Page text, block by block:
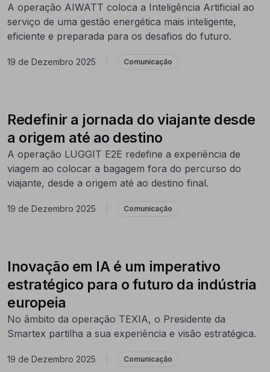
A operação AIWATT coloca a Inteligência Artificial ao
serviço de uma gestão energética mais inteligente,
eficiente e preparada para os desafios do futuro.
19 de Dezembro 2025 Comunicação
Redefinir a jornada do viajante desde
a origem até ao destino
A operação LUGGIT E2E redefine a experiência de
viagem ao colocar a bagagem fora do percurso do
viajante, desde a origem até ao destino final.
19 de Dezembro 2025 Comunicação
Inovação em IA é um imperativo
estratégico para o futuro da indústria
europeia
No âmbito da operação TEXIA, o Presidente da
Smartex partilha a sua experiência e visão estratégica.
19 de Dezembro 2025 Comunicação